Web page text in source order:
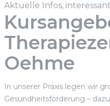
Aktuelle Infos,
Oehme
In unserer Praxis legen wir
Gesundheitsförderung –